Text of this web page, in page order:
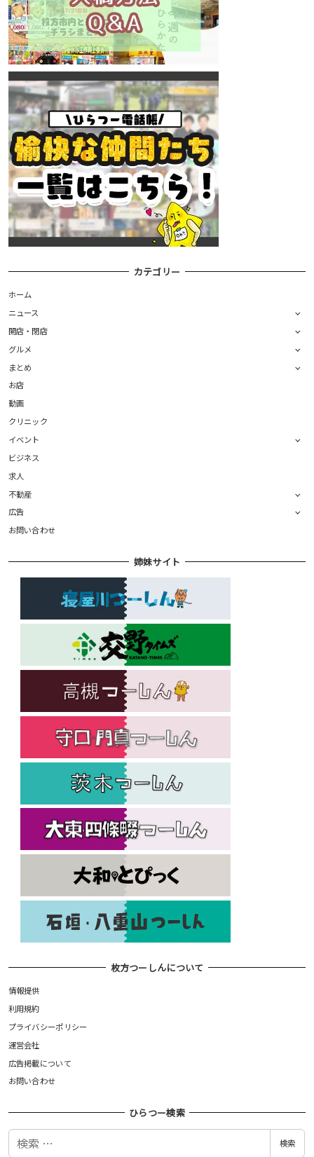
カテゴリー
ホーム
ニュース
開店・閉店
グルメ
まとめ
お店
動画
クリニック
イベント
ビジネス
求人
不動産
広告
お問い合わせ
姉妹サイト
枚方つーしんについて
情報提供
利用規約
プライバシーポリシー
運営会社
広告掲載について
お問い合わせ
ひらつー検索
検
検索